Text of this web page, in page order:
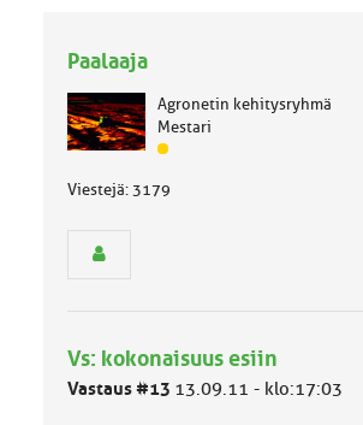
Paalaaja
Agronetin kehitysryhmä
Mestari
J
s
ä
l
Viestejä: 3179
Vs: kokonaisuus esiin
Vastaus #13 13.09.11 - klo:17:03